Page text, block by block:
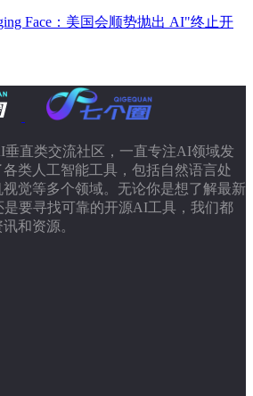
Face：美国会顺势抛出 AI"终止开
直类交流社区，一直专注AI领域发
类人工智能工具，包括自然语言处
觉等多个领域。无论你是想了解最新
要寻找可靠的开源AI工具，我们都
和资源。